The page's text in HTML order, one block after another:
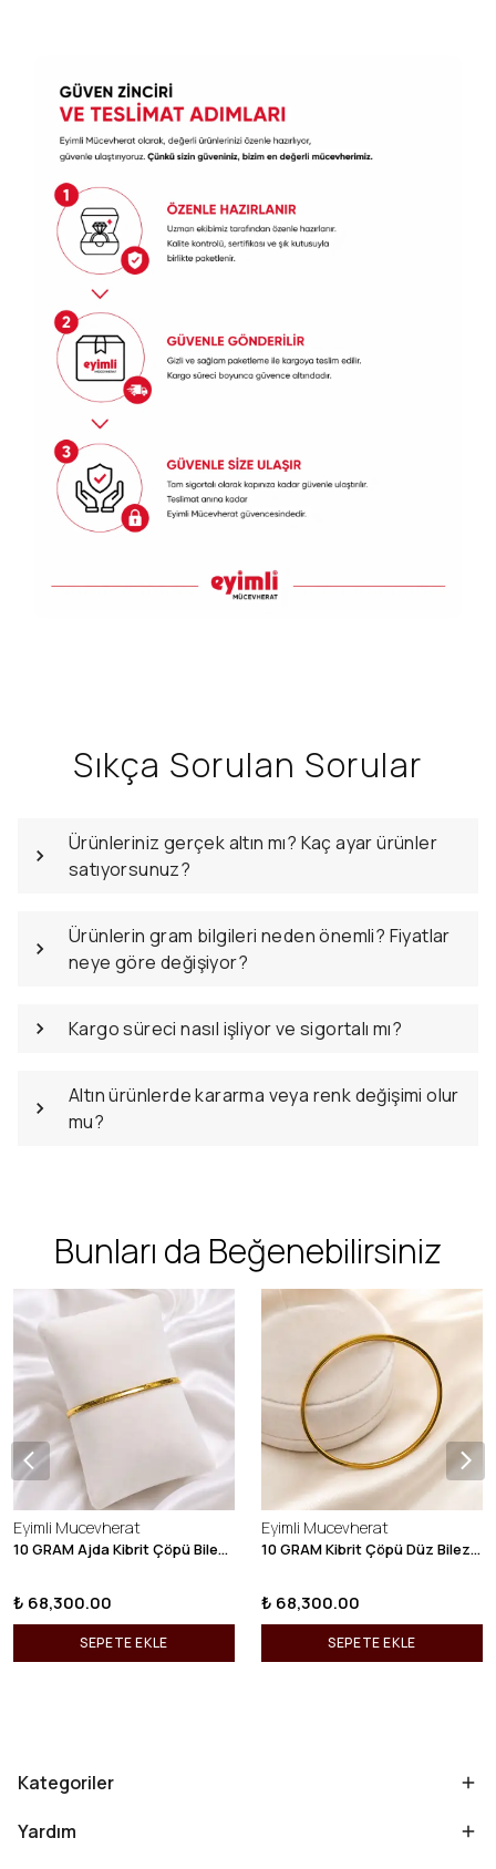
Sıkça Sorulan Sorular
Ürünleriniz gerçek altın mı? Kaç ayar ürünler
satıyorsunuz?
Ürünlerin gram bilgileri neden önemli? Fiyatlar
neye göre değişiyor?
Kargo süreci nasıl işliyor ve sigortalı mı?
Altın ürünlerde kararma veya renk değişimi olur
mu?
Bunları da Beğenebilirsiniz
Eyimli Mucevherat
10 GRAM Ajda Kibrit Çöpü Bilezik 22 Ayar 22BLZ003
₺ 68,300.00
SEPETE EKLE
Eyimli Mucevherat
10 GRAM Kibrit Çöpü Düz Bilezik 22 Ayar 22BLZ001
₺ 68,300.00
SEPETE EKLE
Kategoriler
Yardım